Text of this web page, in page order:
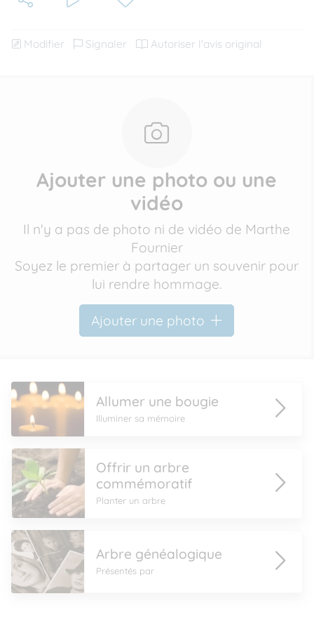
Modifier Signaler Autoriser l'avis original
Ajouter une photo ou une
vidéo
Il n'y a pas de photo ni de vidéo de Marthe
Fournier
Soyez le premier à partager un souvenir pour
lui rendre hommage.
Ajouter une photo
Allumer une bougie
Illuminer sa mémoire
Offrir un arbre
commémoratif
Planter un arbre
Arbre généalogique
Présentés par